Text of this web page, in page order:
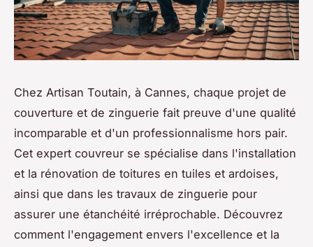
Chez Artisan Toutain, à Cannes, chaque projet de
couverture et de zinguerie fait preuve d'une qualité
incomparable et d'un professionnalisme hors pair.
Cet expert couvreur se spécialise dans l'installation
et la rénovation de toitures en tuiles et ardoises,
ainsi que dans les travaux de zinguerie pour
assurer une étanchéité irréprochable. Découvrez
comment l'engagement envers l'excellence et la